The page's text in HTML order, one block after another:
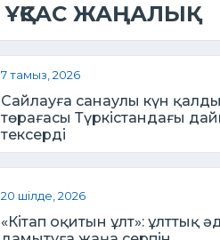
ҰҚСАС ЖАҢАЛЫҚ
7 тамыз, 2026
Сайлауға санаулы күн
төрағасы Түркістандағы
тексерді
20 шілде, 2026
«Кітап оқитын ұлт»: ұлттық